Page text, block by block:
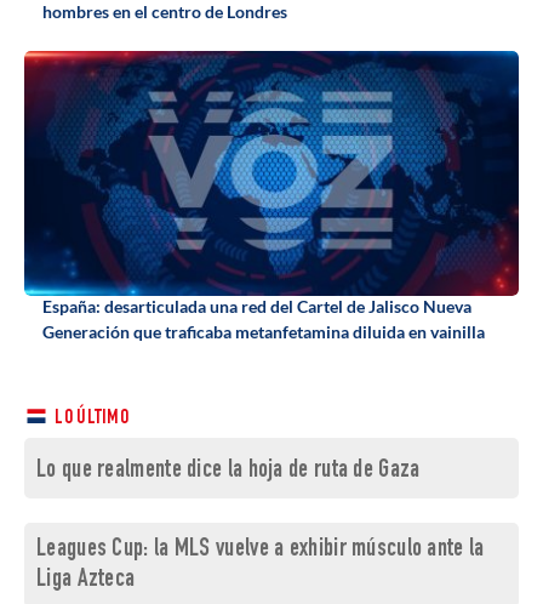
hombres en el centro de Londres
España: desarticulada una red del Cartel de Jalisco Nueva
Generación que traficaba metanfetamina diluida en vainilla
LO ÚLTIMO
Lo que realmente dice la hoja de ruta de Gaza
Leagues Cup: la MLS vuelve a exhibir músculo ante la
Liga Azteca